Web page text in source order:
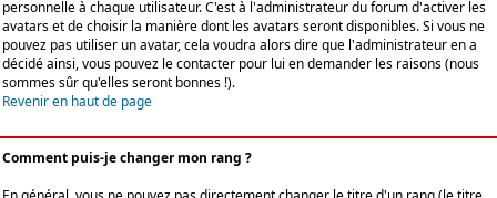
personnelle à chaque utilisateur. C'est à l'administrateur du forum d'activer les
avatars et de choisir la manière dont les avatars seront disponibles. Si vous ne
pouvez pas utiliser un avatar, cela voudra alors dire que l'administrateur en a
décidé ainsi, vous pouvez le contacter pour lui en demander les raisons (nous
sommes sûr qu'elles seront bonnes !).
Revenir en haut de page
Comment puis-je changer mon rang ?